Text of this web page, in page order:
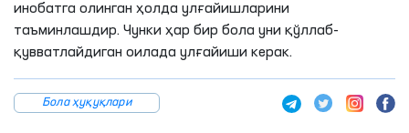
инобатга олинган ҳолда улғайишларини
таъминлашдир. Чунки ҳар бир бола уни қўллаб-
қувватлайдиган оилада улғайиши керак.
Бола ҳуқуқлари